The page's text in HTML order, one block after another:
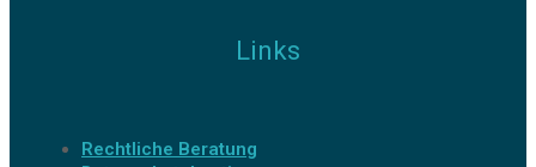
Links
Rechtliche Beratung